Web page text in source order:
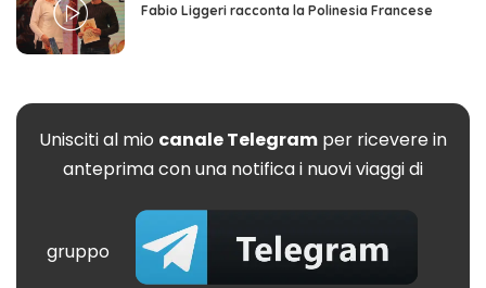
Fabio Liggeri racconta la Polinesia Francese
Unisciti al mio canale Telegram per ricevere in
anteprima con una notifica i nuovi viaggi di
gruppo